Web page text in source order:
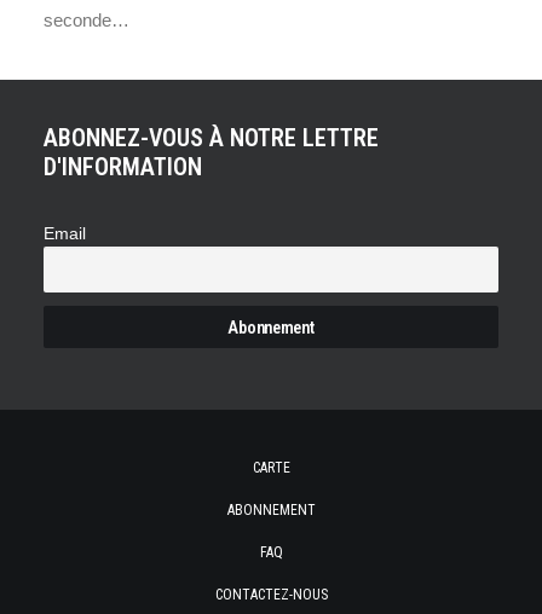
seconde…
ABONNEZ-VOUS À NOTRE LETTRE
D'INFORMATION
Email
CARTE
ABONNEMENT
FAQ
CONTACTEZ-NOUS